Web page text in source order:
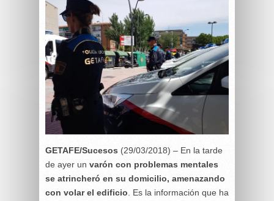
GETAFE/Sucesos (29/03/2018) – En la tarde
de ayer un varón con problemas mentales
se atrincheró en su domicilio, amenazando
con volar el edificio . Es la información que ha